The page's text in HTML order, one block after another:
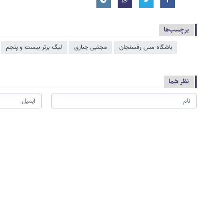
برچسب‌ها
باشگاه مس رفسنجان مجتبی جباری لیگ برتر بیست و پنجم
نظر شما